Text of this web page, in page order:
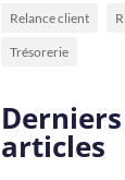
Relance client
Trésorerie
Derniers
articles